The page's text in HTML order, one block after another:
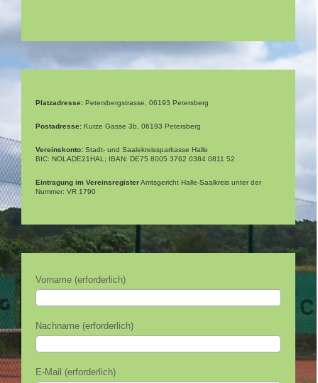
Platzadresse: Petersbergstrasse, 06193 Petersberg
Postadresse: Kurze Gasse 3b, 06193 Petersberg
Vereinskonto: Stadt- und Saalekreissparkasse Halle
BIC: NOLADE21HAL; IBAN: DE75 8005 3762 0384 0811 52
Eintragung im VereinsregisterAmtsgericht Halle-Saalkreis unter der
Nummer: VR 1790
Vorname (erforderlich)
Nachname (erforderlich)
E-Mail (erforderlich)